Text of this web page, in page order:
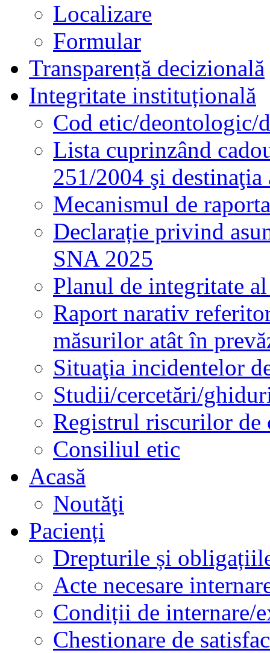
Localizare
Formular
Transparență decizională
Integritate instituțională
Cod etic/deontologic/
Lista cuprinzând
251/2004 şi destinaţia
Mecanismul de
Declarație privind
SNA 2025
Planul de integritate
Raport narativ
măsurilor atât în
Situaţia incidentelor
Studii/cercetări/
Registrul riscurilor de
Consiliul etic
Acasă
Noutăţi
Pacienți
Drepturile și
Acte necesare
Condiții de internare/
Chestionare de